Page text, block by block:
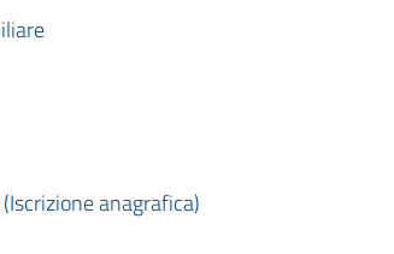
anagrafica)